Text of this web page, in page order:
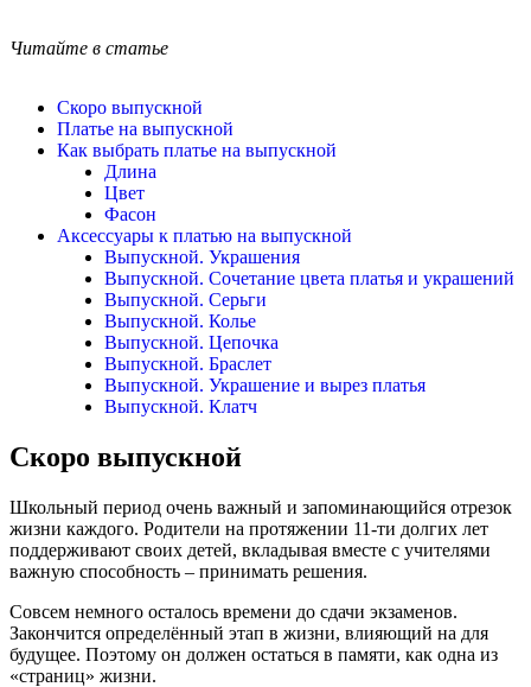
Читайте в статье
Скоро выпускной
Платье на выпускной
Как выбрать платье на выпускной
Длина
Цвет
Фасон
Аксессуары к платью на выпускной
Выпускной. Украшения
Выпускной. Сочетание цвета платья и украшений
Выпускной. Серьги
Выпускной. Колье
Выпускной. Цепочка
Выпускной. Браслет
Выпускной. Украшение и вырез платья
Выпускной. Клатч
Скоро выпускной
Школьный период очень важный и запоминающийся отрезок
жизни каждого. Родители на протяжении 11-ти долгих лет
поддерживают своих детей, вкладывая вместе с учителями
важную способность – принимать решения.
Совсем немного осталось времени до сдачи экзаменов.
Закончится определённый этап в жизни, влияющий на для
будущее. Поэтому он должен остаться в памяти, как одна из
«страниц» жизни.